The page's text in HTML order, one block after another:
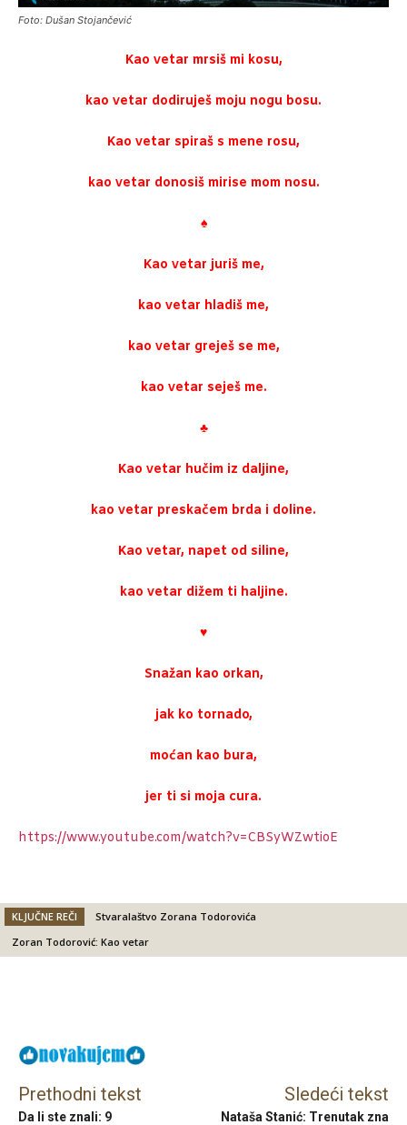
Foto: Dušan Stojančević
Kao vetar mrsiš mi kosu,
kao vetar dodiruješ moju nogu bosu.
Kao vetar spiraš s mene rosu,
kao vetar donosiš mirise mom nosu.
♠
Kao vetar juriš me,
kao vetar hladiš me,
kao vetar greješ se me,
kao vetar seješ me.
♣
Kao vetar hučim iz daljine,
kao vetar preskačem brda i doline.
Kao vetar, napet od siline,
kao vetar dižem ti haljine.
♥
Snažan kao orkan,
jak ko tornado,
moćan kao bura,
jer ti si moja cura.
https://www.youtube.com/watch?v=CBSyWZwtioE
KLJUČNE REČI
Stvaralaštvo Zorana Todorovića
Zoran Todorović: Kao vetar
Prethodni tekst
Da li ste znali: 9
Sledeći tekst
Nataša Stanić: Trenutak zna